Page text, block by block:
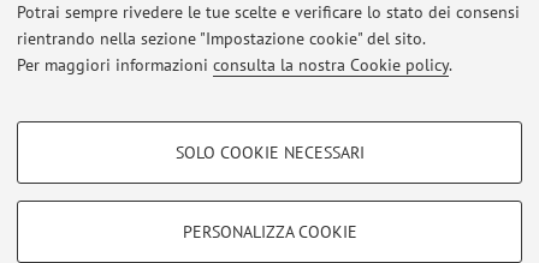
Potrai sempre rivedere le tue scelte e verificare lo stato dei consensi
rientrando nella sezione "Impostazione cookie" del sito.
Per maggiori informazioni consulta la nostra Cookie policy.
COOKIE DI PROFILAZIONE - FACOLTATIVI
SOLO COOKIE NECESSARI
PERSONALIZZA COOKIE
Al momento non sono presenti avvisi.
Area riservata
Accedi tramiteloginper gestire tutti i contenuti del sito.